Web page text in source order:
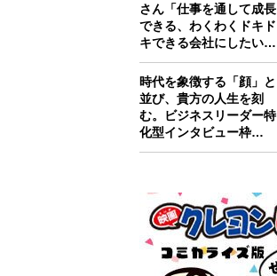
さん「仕事を通して成長
できる、わくわくドキド
キできる会社にしたいと
考えたんで…
時代を象徴する「顔」と
並び、貴方の人生を刻
む。ビジネスリーダー特
化型インタビュー枠
『Key person』始…